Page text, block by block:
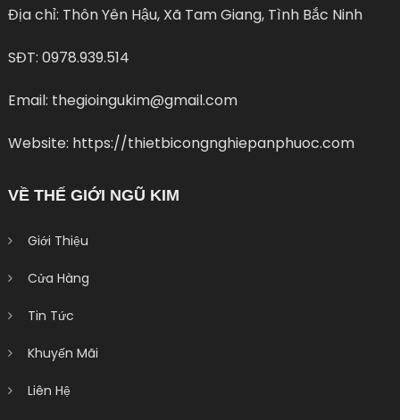
Địa chỉ: Thôn Yên Hậu, Xã Tam Giang, Tình Bắc Ninh
SĐT: 0978.939.514
Email: thegioingukim@gmail.com
Website: https://thietbicongnghiepanphuoc.com
VỀ THẾ GIỚI NGŨ KIM
Giới Thiệu
Cửa Hàng
Tin Tức
Khuyến Mãi
Liên Hệ